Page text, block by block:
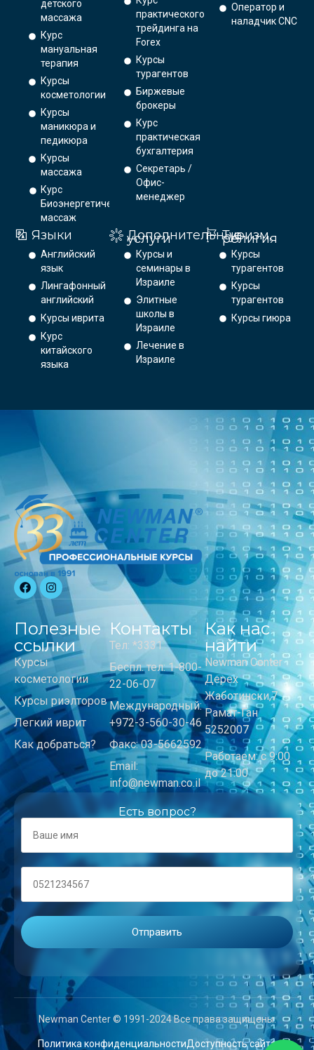
детского
массажа
Курс
мануальная
терапия
Курсы
косметологии
Курсы
маникюра и
педикюра
Курсы
массажа
Курс
Биоэнергетический
массаж
практического
трейдинга на
Forex
Курсы
турагентов
Биржевые
брокеры
Курс
практическая
бухгалтерия
Секретарь /
Офис-
менеджер
Оператор и
наладчик CNC
Языки
Английский
язык
Лингафонный
английский
Курсы иврита
Курс
китайского
языка
Дополнительные
услуги
Курсы и
семинары в
Израиле
Элитные
школы в
Израиле
Лечение в
Израиле
Туризм,
религия
Курсы
турагентов
Курсы
турагентов
Курсы гиюра
Полезные
ссылки
Курсы
косметологии
Курсы риэлторов
Легкий иврит
Как добраться?
Контакты
Тел: *3331
Беспл. тел: 1-800-
22-06-07
Международный:
+972-3-560-30-46
Факс: 03-5662592
Email:
info@newman.co.il
Как нас
найти
Newman Center
Дерех
Жаботински,7
Рамат-Ган
5252007
Работаем: с 9:00
до 21:00
Есть вопрос?
Newman Center © 1991-2024 Все права защищены.
Политика конфиденциальностиДоступность сайта